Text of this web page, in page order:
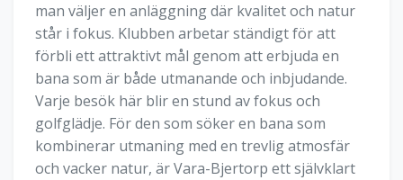
man väljer en anläggning där kvalitet och natur
står i fokus. Klubben arbetar ständigt för att
förbli ett attraktivt mål genom att erbjuda en
bana som är både utmanande och inbjudande.
Varje besök här blir en stund av fokus och
golfglädje. För den som söker en bana som
kombinerar utmaning med en trevlig atmosfär
och vacker natur, är Vara-Bjertorp ett självklart